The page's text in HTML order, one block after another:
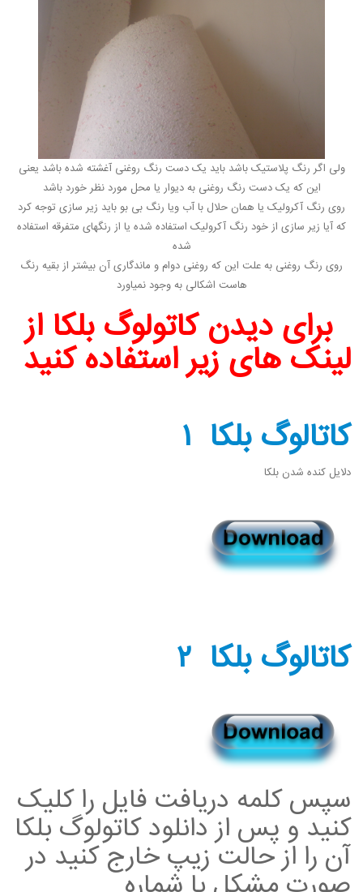
ولی اگر رنگ پلاستیک باشد باید یک دست رنگ روغنی آغشته شده باشد یعنی
این که یک دست رنگ روغنی به دیوار یا محل مورد نظر خورد باشد
روی رنگ آکرولیک یا همان حلال با آب ویا رنگ بی بو باید زیر سازی توجه کرد
که آیا زیر سازی از خود رنگ آکرولیک استفاده شده یا از رنگهای متفرقه استفاده
شده
روی رنگ روغنی به علت این که روغنی دوام و ماندگاری آن بیشتر از بقیه رنگ
هاست اشکالی به وجود نمیاورد
برای دیدن کاتولوگ بلکا از
لینک های زیر استفاده کنید
کاتالوگ بلکا ۱
دلایل کنده شدن بلکا
کاتالوگ بلکا ۲
سپس کلمه دریافت فایل را کلیک
کنید و پس از دانلود کاتولوگ بلکا
آن را از حالت زیپ خارج کنید در